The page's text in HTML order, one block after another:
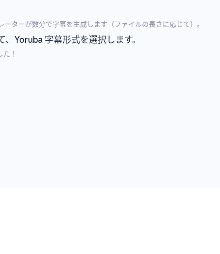
ターが数分で字幕を生成します（ファイルの長さに応じて）。
Yoruba 字幕形式を選択します。
！